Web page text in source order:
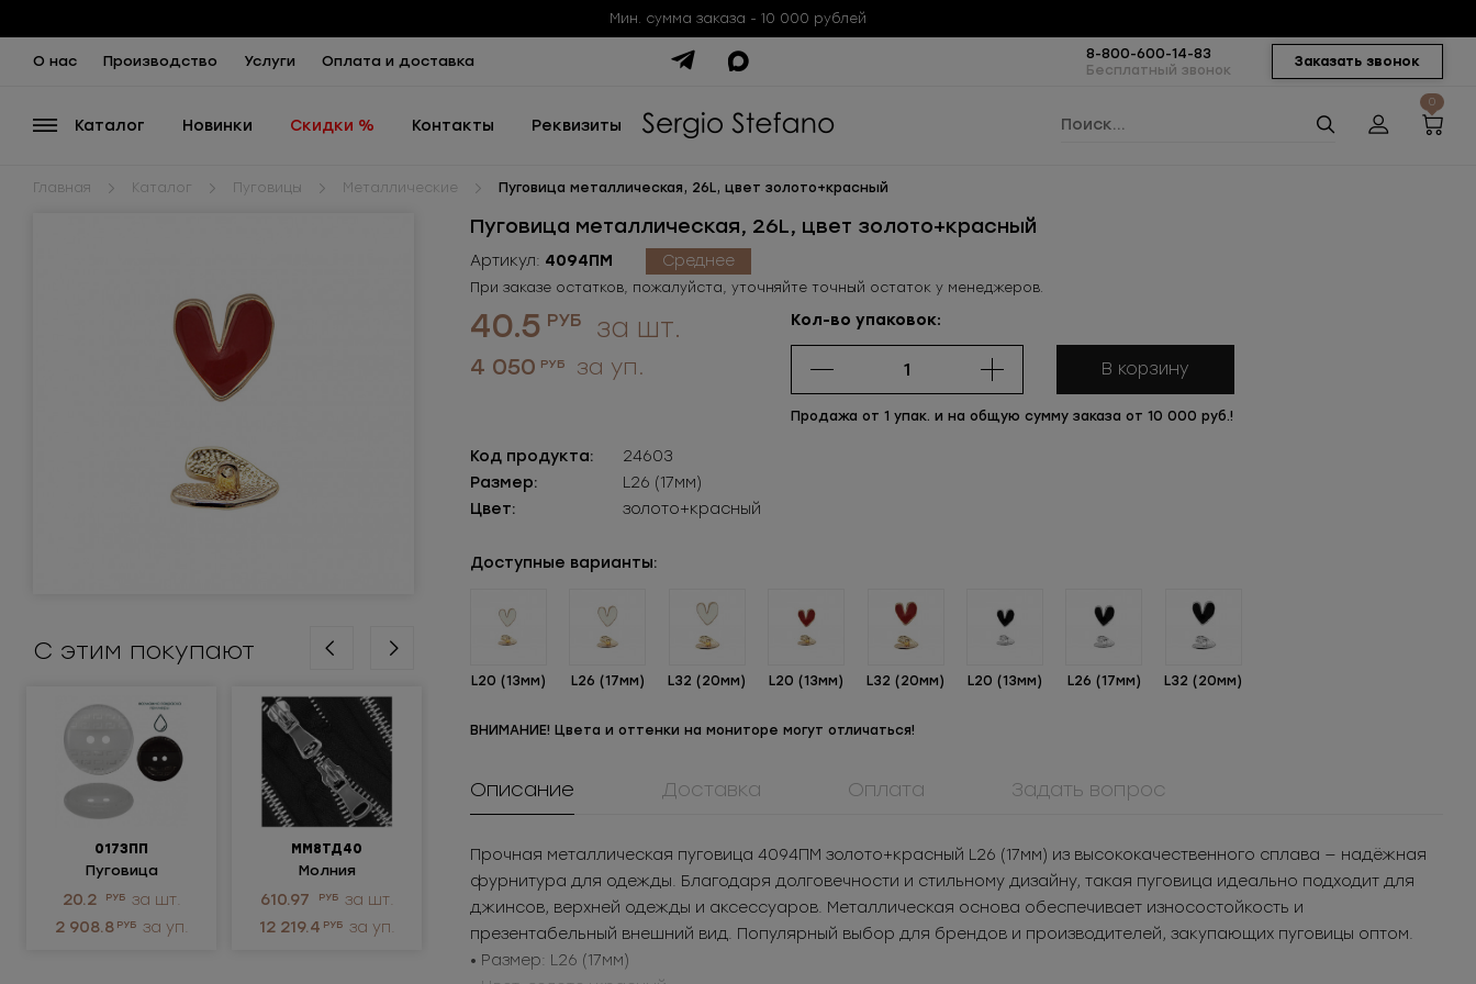
Мин. сумма заказа - 10 000 рублей
О нас Производство Услуги Оплата и доставка Заказать звонок
8-800-600-14-83
Бесплатный звонок
Каталог Новинки Скидки % Контакты Реквизиты
0
Главная Каталог Пуговицы Металлические Пуговица металлическая, 26L, цвет золото+красный
С этим покупают
0173ПП
Пуговица
пластиковая
20.2 РУБ за шт.
2 908.8 РУБ за уп.
ММ8ТД40
Молния
металлическая
610.97 РУБ за шт.
12 219.4 РУБ за уп.
908КМ
Крючок металл для
нижнего белья
3.05
за шт.
1 525
за уп.
0173ПП
пластиковая
20.2
за шт.
2 908.8
за уп.
ММ8ТД40
металлическая
разъёмная 8Т
610.97
за шт.
12 219.4
за уп.
908КМ
нижнего белья
3.05
за шт.
1 525
за уп.
Пуговица металлическая, 26L, цвет золото+красный
Артикул: 4094ПМ Среднее
При заказе остатков, пожалуйста, уточняйте точный остаток у менеджеров.
40.5 РУБ за шт.
4 050 РУБ за уп.
Кол-во упаковок:
В корзину
Продажа от 1 упак. и на общую сумму заказа от 10 000 руб.!
Код продукта:
24603
Размер:
L26 (17мм)
Цвет:
золото+красный
Доступные варианты:
L20 (13мм) L26 (17мм) L32 (20мм) L20 (13мм) L32 (20мм) L20 (13мм) L26 (17мм) L32 (20мм)
ВНИМАНИЕ! Цвета и оттенки на мониторе могут отличаться!
Описание Доставка Оплата Задать вопрос
Прочная металлическая пуговица 4094ПМ золото+красный L26 (17мм) из высококачественного сплава — надёжная
фурнитура для одежды. Благодаря долговечности и стильному дизайну, такая пуговица идеально подходит для
джинсов, верхней одежды и аксессуаров. Металлическая основа обеспечивает износостойкость и
презентабельный внешний вид. Популярный выбор для брендов и производителей, закупающих пуговицы оптом.
• Размер: L26 (17мм)